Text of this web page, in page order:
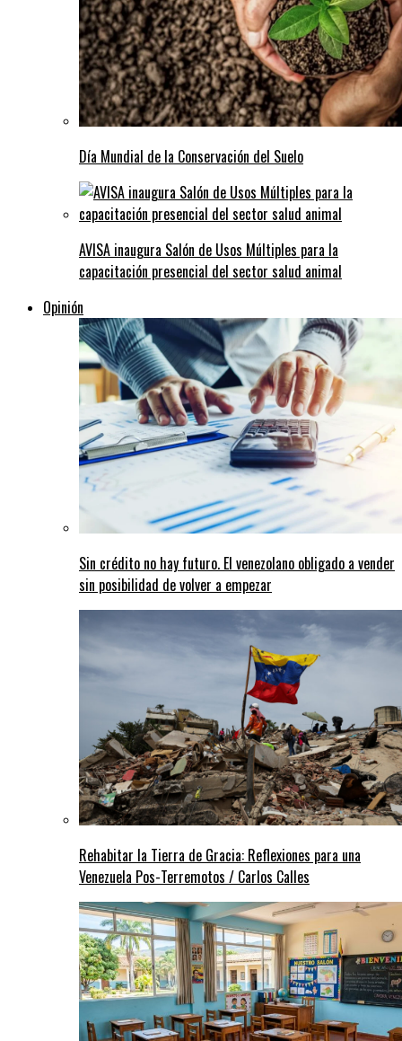
Día Mundial de la Conservación del Suelo
AVISA inaugura Salón de Usos Múltiples para la
capacitación presencial del sector salud animal
Opinión
Sin crédito no hay futuro. El venezolano obligado a vender
sin posibilidad de volver a empezar
Rehabitar la Tierra de Gracia: Reflexiones para una
Venezuela Pos-Terremotos / Carlos Calles